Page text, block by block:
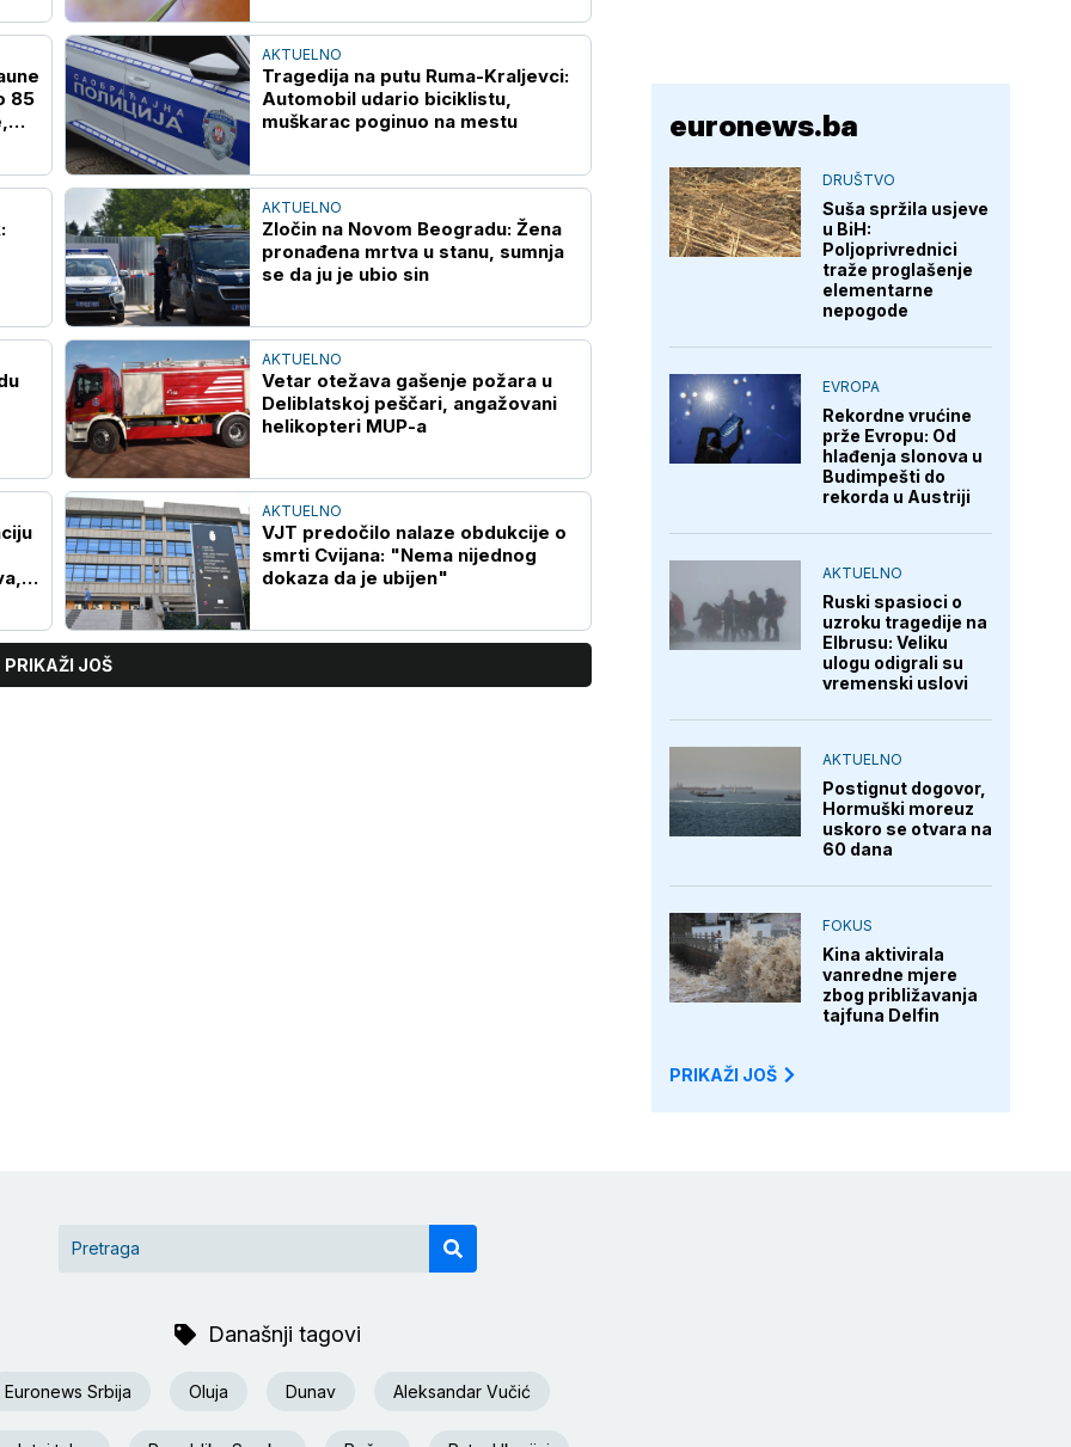
85
AKTUELNO
Tragedija na putu Ruma-Kraljevci:
Automobil udario biciklistu,
muškarac poginuo na mestu
AKTUELNO
Zločin na Novom Beogradu: Žena
pronađena mrtva u stanu, sumnja
se da ju je ubio sin
AKTUELNO
Vetar otežava gašenje požara u
Deliblatskoj peščari, angažovani
helikopteri MUP-a
AKTUELNO
VJT predočilo nalaze obdukcije o
smrti Cvijana: "Nema nijednog
dokaza da je ubijen"
PRIKAŽI JOŠ
euronews.ba
DRUŠTVO
Suša spržila usjeve
u BiH:
Poljoprivrednici
traže proglašenje
elementarne
nepogode
EVROPA
Rekordne vrućine
prže Evropu: Od
hlađenja slonova u
Budimpešti do
rekorda u Austriji
AKTUELNO
Ruski spasioci o
uzroku tragedije na
Elbrusu: Veliku
ulogu odigrali su
vremenski uslovi
AKTUELNO
Postignut dogovor,
Hormuški moreuz
uskoro se otvara na
60 dana
FOKUS
Kina aktivirala
vanredne mjere
zbog približavanja
tajfuna Delfin
PRIKAŽI JOŠ
Današnji tagovi
Euronews Srbija Oluja Dunav Aleksandar Vučić